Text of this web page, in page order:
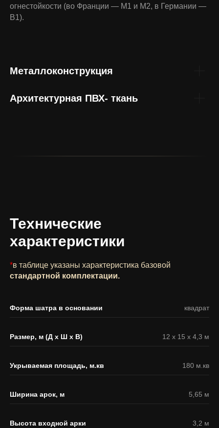
огнестойкости (во Франции — М1 и М2, в Германии —
В1).
Металлоконструкция
Архитектурная ПВХ- ткань
Технические
характеристики
*в таблице указаны характеристика базовой
стандартной комплектации.
Форма шатра в основании квадрат
Размер, м (Д х Ш х В) 12 х 15 х 4,3 м
Укрываемая площадь, м.кв 180 м.кв
Ширина арок, м 5,65 м
Высота входной арки 3,2 м